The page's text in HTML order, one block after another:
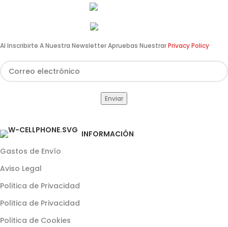
INFORMACIÓN
Gastos de Envío
Aviso Legal
Politica de Privacidad
Politica de Privacidad
Politica de Cookies
Al Inscribirte A Nuestra Newsletter Apruebas NuestrarPrivacy Policy